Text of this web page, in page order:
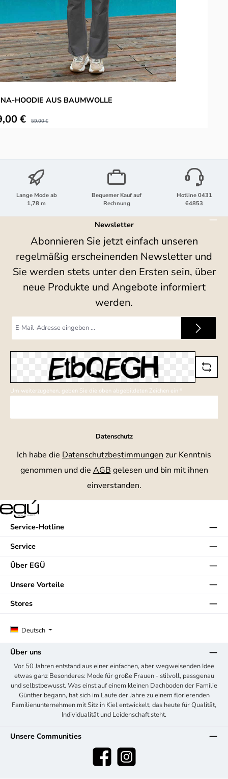
HOODIE AUS BAUMWOLLE
€ Regulärer Preis:
59,00 €
Lange Mode ab
1,78 m
Bequemer Kauf auf
Rechnung
Hotline 0431
64853
Newsletter
Abonnieren Sie jetzt einfach unseren
regelmäßig erscheinenden Newsletter und
Sie werden stets unter den Ersten sein, über
neue Produkte und Angebote informiert
werden.
Mail-
Um weiterzugehen, geben Sie die oben abgebildeten Zeichen ein *
Datenschutz
Ich habe die Datenschutzbestimmungen zur Kenntnis
genommen und die AGB gelesen und bin mit ihnen
einverstanden.
Service-Hotline
Service
Über EGÜ
Unsere Vorteile
Deutsch
Stores
Über uns
Vor 50 Jahren entstand aus einer einfachen, aber wegweisenden Idee
etwas ganz Besonderes: Mode für große Frauen - stilvoll, passgenau
und selbstbewusst. Was einst auf einem kleinen Dachboden der Familie
Günther begann, hat sich im Laufe der Jahre zu einem florierenden
Familienunternehmen mit Sitz in Kiel entwickelt, das heute für Qualität,
Individualität und Leidenschaft steht.
Unsere Communities
Facebook Instagram